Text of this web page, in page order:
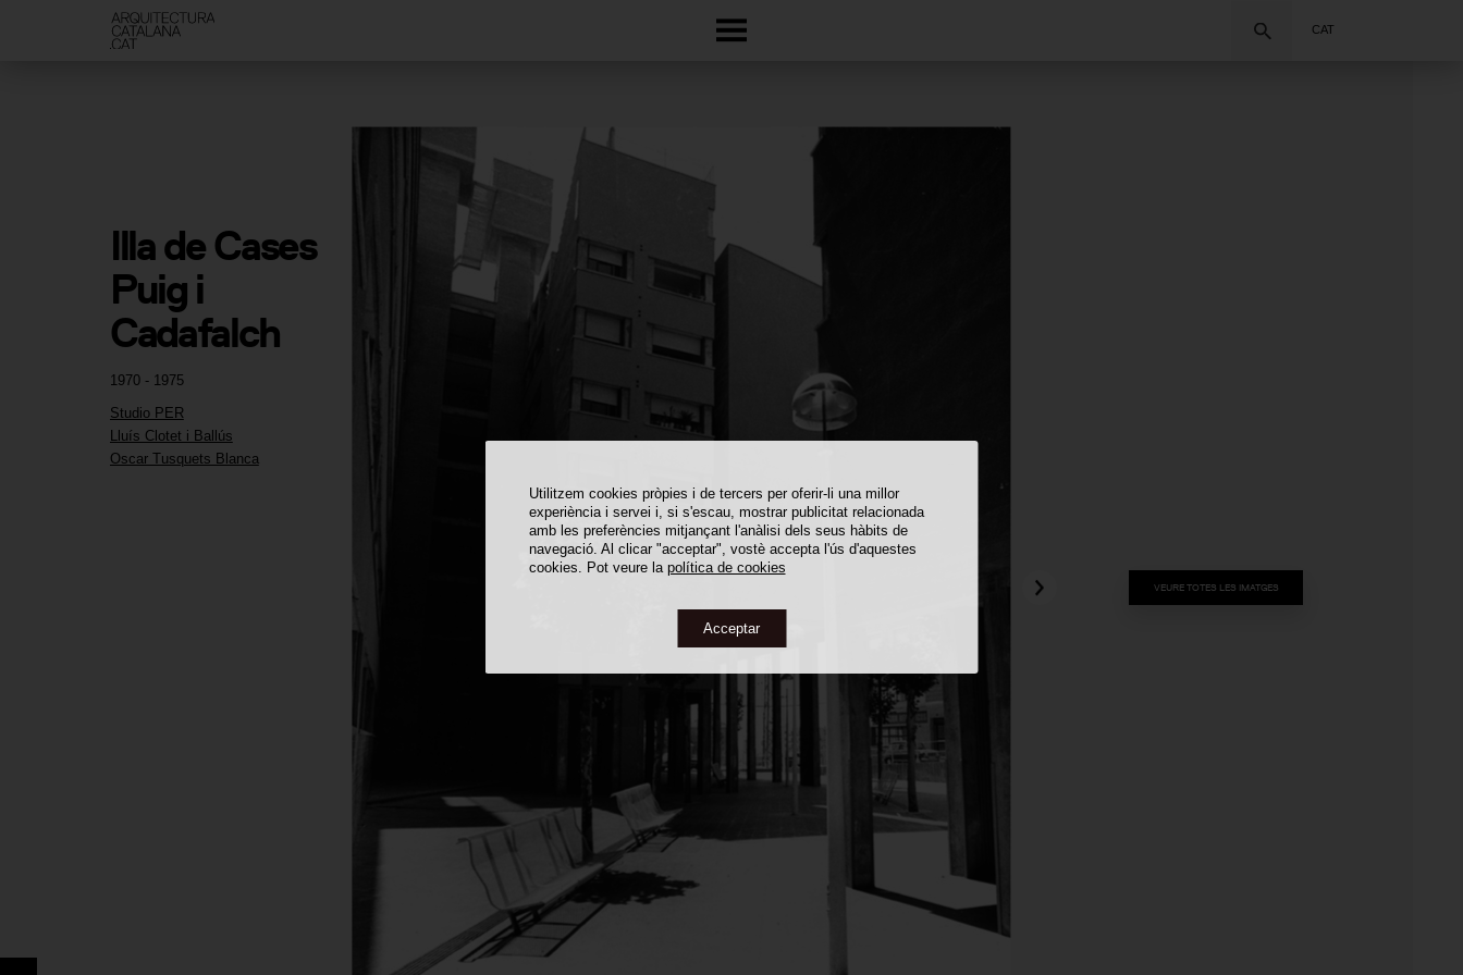
Utilitzem cookies pròpies i de tercers per oferir-li una millor
experiència i servei i, si s'escau, mostrar publicitat relacionada
amb les preferències mitjançant l'anàlisi dels seus hàbits de
navegació. Al clicar "acceptar", vostè accepta l'ús d'aquestes
cookies. Pot veure la política de cookies
Acceptar
CAT
1970 - 1975
Studio PER
Lluís Clotet i Ballús
Oscar Tusquets Blanca
Illa de Cases
Puig i
Cadafalch
VEURE TOTES LES IMATGES